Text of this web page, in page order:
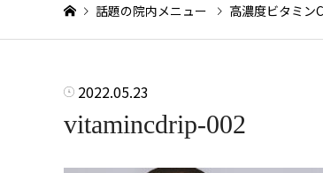
話題の院内メニュー 高濃度ビタミ
2022.05.23
vitamincdrip-002